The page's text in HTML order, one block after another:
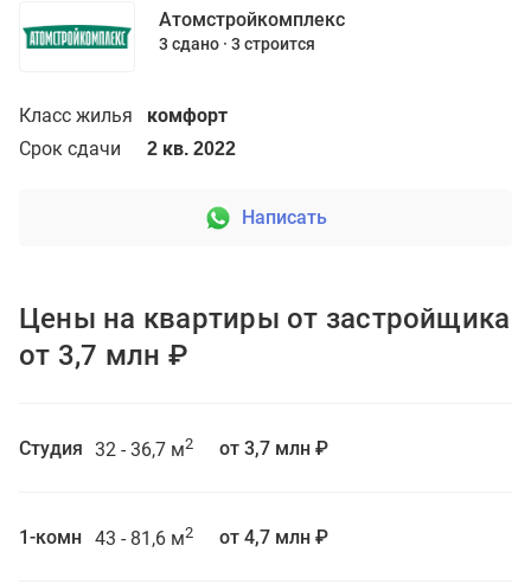
Атомстройкомплекс
3 сдано 3 строится
Класс жилья комфорт
Срок сдачи 2 кв. 2022
Написать
Цены на квартиры от застройщика
от 3,7 млн ₽
Студия 32 - 36,7 м2 от 3,7 млн ₽
1-комн 43 - 81,6 м2 от 4,7 млн ₽